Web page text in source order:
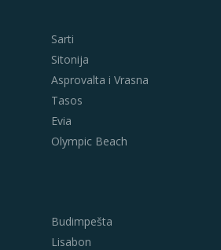
Sarti
Sitonija
Asprovalta i Vrasna
Tasos
Evia
Olympic Beach
Budimpešta
Lisabon